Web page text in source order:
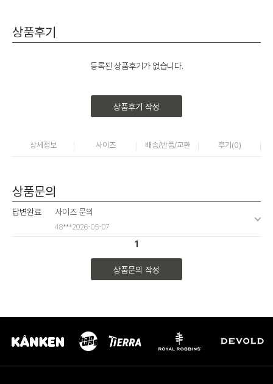
상품후기
등록된 상품후기가 없습니다.
상품후기 작성
상세정보 사이즈 배송/반품/교환 후기(0)
상품문의
답변완료 사이즈 문의
48***2026-05-07
1
상품문의 작성